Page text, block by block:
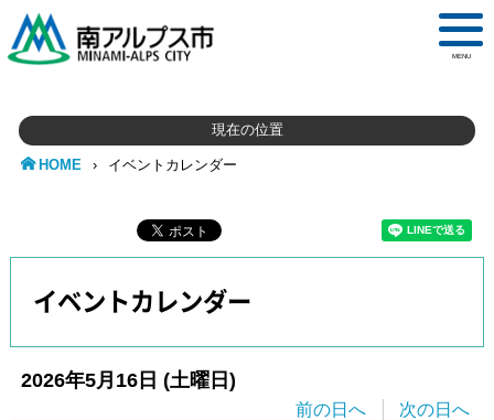
MENU
現在の位置
HOME › イベントカレンダー
イベントカレンダー
2026年5月16日 (土曜日)
前の日へ 次の日へ